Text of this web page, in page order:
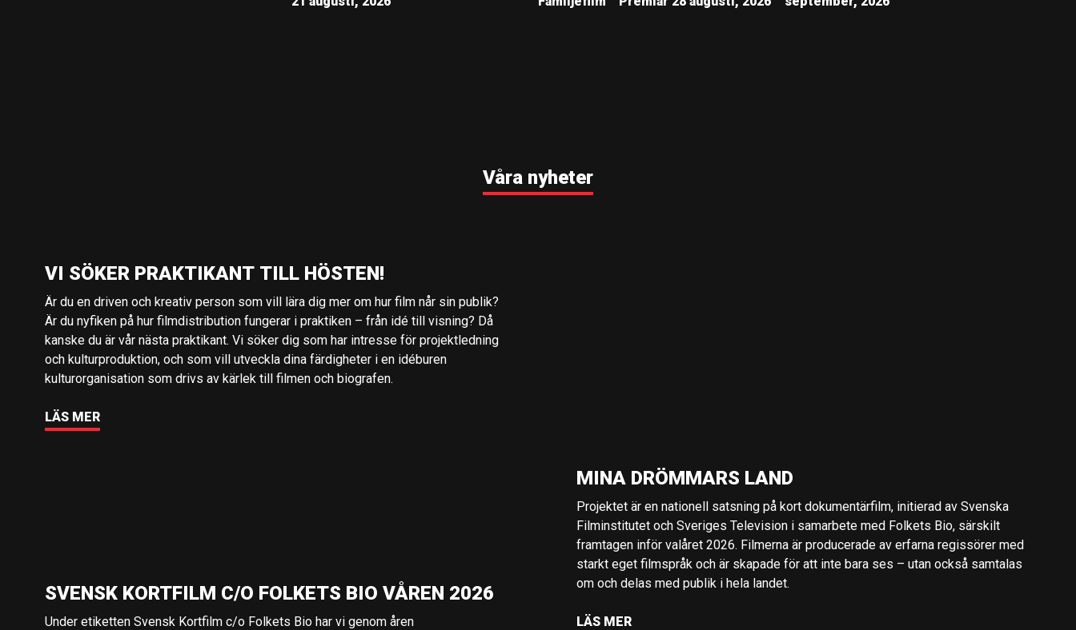
Våra nyheter
VI SÖKER PRAKTIKANT TILL HÖSTEN!
Är du en driven och kreativ person som vill lära dig mer om hur film når sin publik?
Är du nyfiken på hur filmdistribution fungerar i praktiken – från idé till visning? Då
kanske du är vår nästa praktikant. Vi söker dig som har intresse för projektledning
och kulturproduktion, och som vill utveckla dina färdigheter i en idéburen
kulturorganisation som drivs av kärlek till filmen och biografen.
LÄS MER
MINA DRÖMMARS LAND
Projektet är en nationell satsning på kort dokumentärfilm, initierad av Svenska
Filminstitutet och Sveriges Television i samarbete med Folkets Bio, särskilt
framtagen inför valåret 2026. Filmerna är producerade av erfarna regissörer med
starkt eget filmspråk och är skapade för att inte bara ses – utan också samtalas
om och delas med publik i hela landet.
LÄS MER
SVENSK KORTFILM C/O FOLKETS BIO VÅREN 2026
Under etiketten Svensk Kortfilm c/o Folkets Bio har vi genom åren